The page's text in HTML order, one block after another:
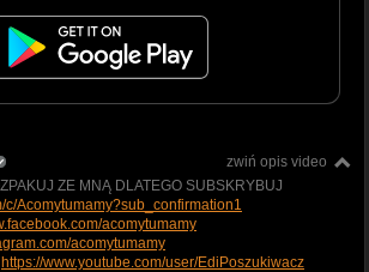
zwiń opis video
ZE MNĄ DLATEGO SUBSKRYBUJ
c/Acomytumamy?sub_confirmation1
acomytumamy
acomytumamy
https://www.youtube.com/user/EdiPoszukiwacz